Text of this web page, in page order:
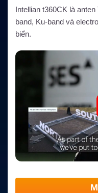
Intellian t360CK là
band, Ku-band và
biển.